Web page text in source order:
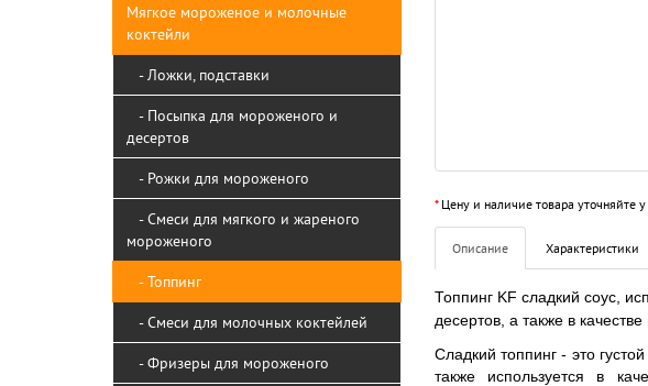
Мягкое мороженое и молочные
коктейли
- Ложки, подставки
- Посыпка для мороженого и
десертов
- Рожки для мороженого
- Смеси для мягкого и жареного
мороженого
- Топпинг
- Смеси для молочных коктейлей
- Фризеры для мороженого
*Цену и наличие товара уточняйте
Описание Характеристики
Топпинг KF сладкий соус,
десертов, а также в
Сладкий топпинг - это
также используется в